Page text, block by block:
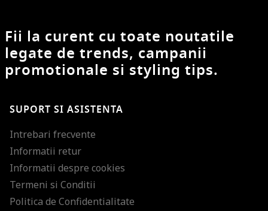
Fii la curent cu toate noutatile
legate de trends, campanii
promotionale si styling tips.
SUPORT SI ASISTENTA
Intrebari frecvente
Informatii retur
Informatii despre cookies
Termeni si Conditii
Politica de Confidentialitate